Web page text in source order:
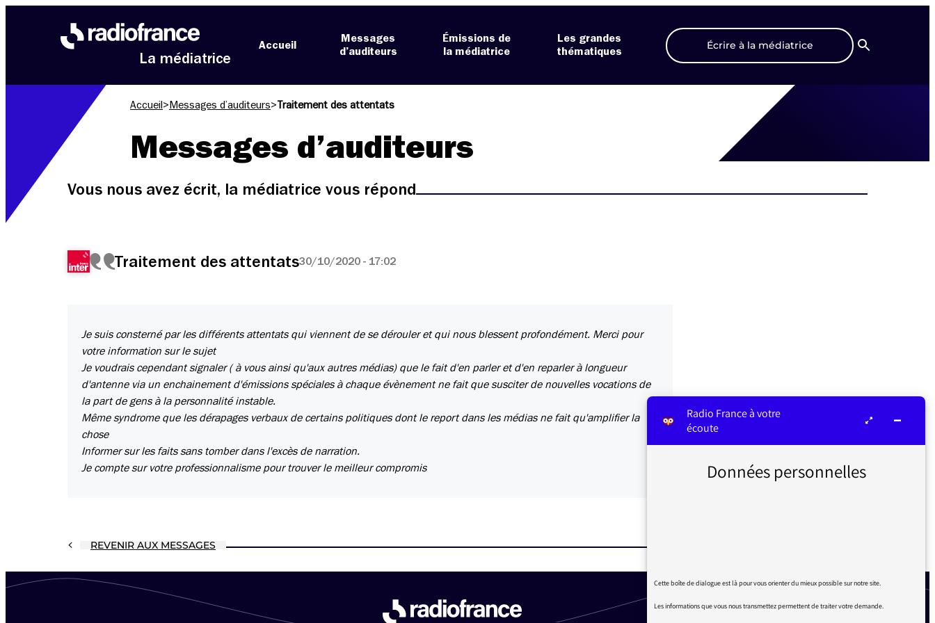
La médiatrice
Accueil
Messages
d’auditeurs
Émissions de
la médiatrice
Les grandes
thématiques
Écrire à la médiatrice
Recherche
Accueil > Messages d’auditeurs>Traitement des attentats
Messages d’auditeurs
Vous nous avez écrit, la médiatrice vous répond
Traitement des attentats30/10/2020 - 17:02
Je suis consterné par les différents attentats qui viennent de se dérouler et qui nous blessent profondément. Merci pour
votre information sur le sujet
Je voudrais cependant signaler ( à vous ainsi qu'aux autres médias) que le fait d'en parler et d'en reparler à longueur
d'antenne via un enchainement d'émissions spéciales à chaque évènement ne fait que susciter de nouvelles vocations de
la part de gens à la personnalité instable.
Même syndrome que les dérapages verbaux de certains politiques dont le report dans les médias ne fait qu'amplifier la
chose
Informer sur les faits sans tomber dans l'excès de narration.
Je compte sur votre professionnalisme pour trouver le meilleur compromis
REVENIR AUX MESSAGES
Radio France à votre
écoute
Données personnelles
Cette boîte de dialogue est là pour vous orienter du mieux possible sur notre site.
Les informations que vous nous transmettez permettent de traiter votre demande.